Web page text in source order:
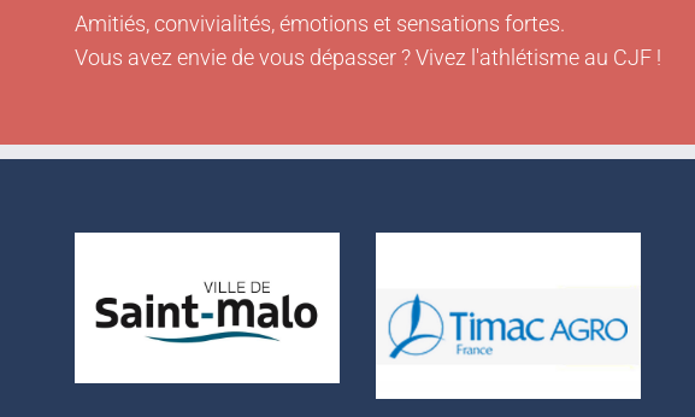
Amitiés, convivialités, émotions et sensations fortes.
Vous avez envie de vous dépasser ? Vivez l'athlétisme au CJF !